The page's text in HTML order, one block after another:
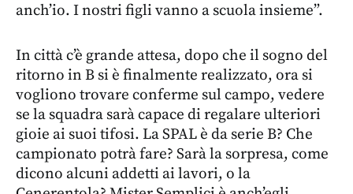
anch’io. I nostri figli vanno a scuola insieme”.
In città c’è grande attesa, dopo che il sogno del
ritorno in B si è finalmente realizzato, ora si
vogliono trovare conferme sul campo, vedere
se la squadra sarà capace di regalare ulteriori
gioie ai suoi tifosi. La SPAL è da serie B? Che
campionato potrà fare? Sarà la sorpresa, come
dicono alcuni addetti ai lavori, o la